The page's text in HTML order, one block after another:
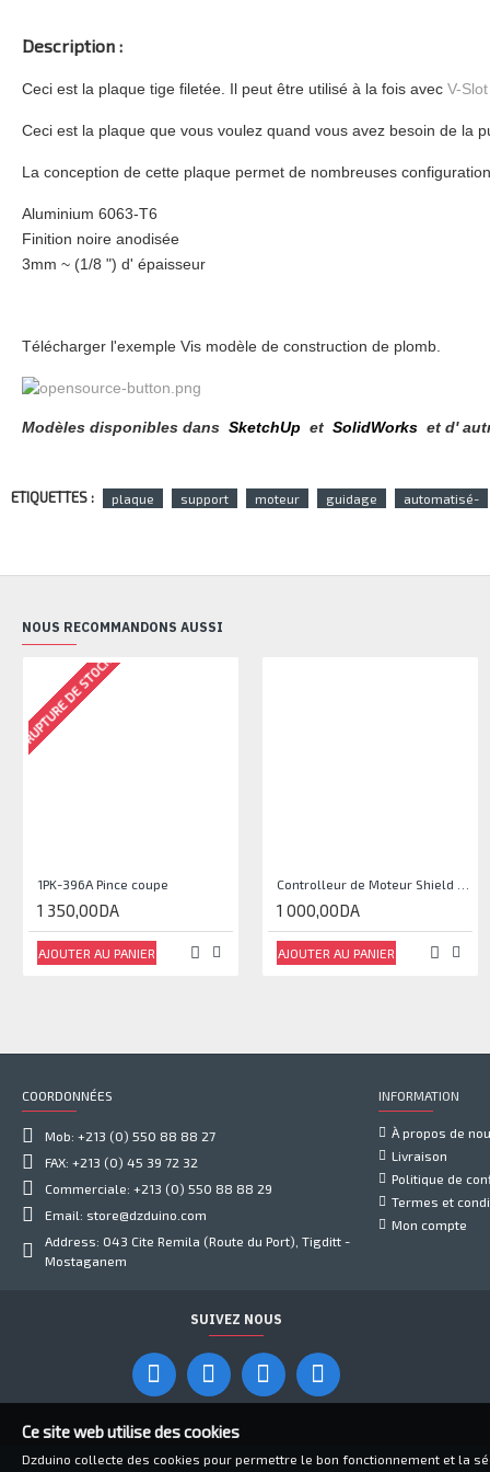
Description :
Ceci est la plaque tige filetée. Il peut être utilisé à la fois avec V-Slot
Ceci est la plaque que vous voulez quand vous avez besoin de la
La conception de cette plaque permet de nombreuses
Aluminium 6063-T6
Finition noire anodisée
3mm ~ (1/8 ") d' épaisseur
Télécharger l'exemple Vis modèle de construction de plomb.
Modèles disponibles dans SketchUp et SolidWorks et d'
ETIQUETTES : plaque support moteur guidage automatisé-
NOUS RECOMMANDONS AUSSI
RUPTURE DE STOCK
1PK-396A Pince coupe
1 350,00DA
AJOUTER AU PANIER
1 000,00DA
AJOUTER AU PANIER
COORDONNÉES
Mob: +213 (0) 550 88 88 27
FAX: +213 (0) 45 39 72 32
Commerciale: +213 (0) 550 88 88 29
Email: store@dzduino.com
Address: 043 Cite Remila (Route du Port), Tigditt -
Mostaganem
INFORMATION
À propos de
Livraison
Politique de
Termes et
Mon compte
SUIVEZ NOUS
Ce site web utilise des cookies
Dzduino collecte des cookies pour permettre le bon fonctionnement et la